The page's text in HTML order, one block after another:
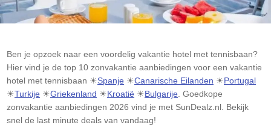
Ben je opzoek naar een voordelig vakantie hotel met tennisbaan?
Hier vind je de top 10 zonvakantie aanbiedingen voor een vakantie
hotel met tennisbaan ☀Spanje ☀Canarische Eilanden ☀Portugal
☀Turkije ☀Griekenland ☀Kroatië ☀Bulgarije . Goedkope
zonvakantie aanbiedingen 2026 vind je met SunDealz.nl. Bekijk
snel de last minute deals van vandaag!